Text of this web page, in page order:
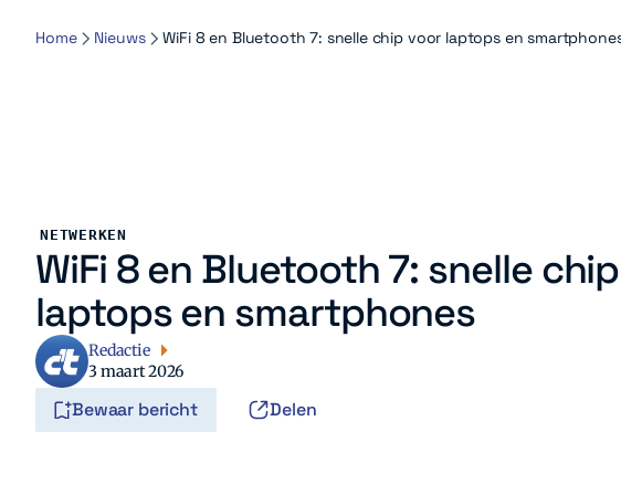
Home Nieuws WiFi 8 en Bluetooth 7: snelle chip voor laptops en
NETWERKEN
WiFi 8 en Bluetooth 7: snelle
laptops en smartphones
Redactie
3 maart 2026
Bewaar bericht Delen